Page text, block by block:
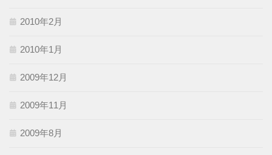
2010年2月
2010年1月
2009年12月
2009年11月
2009年8月